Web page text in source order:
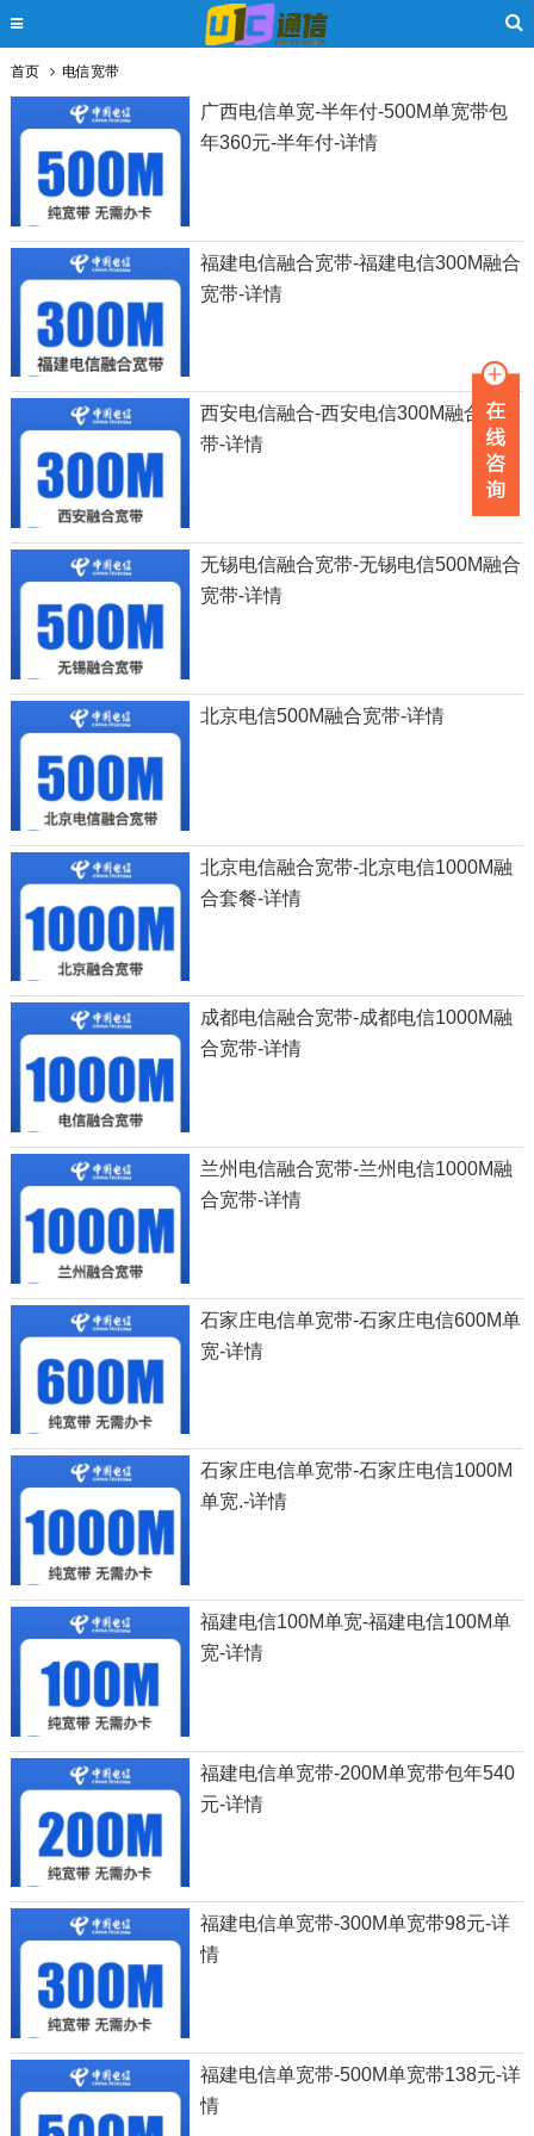
首页 电信宽带
广西电信单宽-半年付-500M单宽带包
年360元-半年付-详情
福建电信融合宽带-福建电信300M融合
宽带-详情
西安电信融合-西安电信300M融合宽
带-详情
无锡电信融合宽带-无锡电信500M融合
宽带-详情
北京电信500M融合宽带-详情
北京电信融合宽带-北京电信1000M融
合套餐-详情
成都电信融合宽带-成都电信1000M融
合宽带-详情
兰州电信融合宽带-兰州电信1000M融
合宽带-详情
石家庄电信单宽带-石家庄电信600M单
宽-详情
石家庄电信单宽带-石家庄电信1000M
单宽.-详情
福建电信100M单宽-福建电信100M单
宽-详情
福建电信单宽带-200M单宽带包年540
元-详情
福建电信单宽带-300M单宽带98元-详
情
福建电信单宽带-500M单宽带138元-详
情